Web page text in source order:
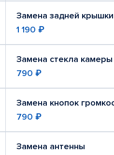
Замена задней крышки
1 190 ₽
Замена стекла камеры
790 ₽
Замена кнопок
790 ₽
Замена антенны